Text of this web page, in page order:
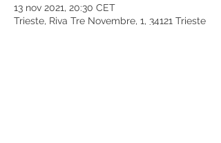
13 nov 2021, 20:30 CET
Trieste, Riva Tre Novembre, 1, 34121 Trieste